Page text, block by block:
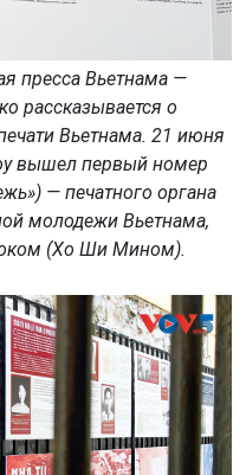
пресса Вьетнама —
рассказывается о
Вьетнама. 21 июня
вышел первый номер
— печатного органа
молодежи Вьетнама,
(Хо Ши Мином).